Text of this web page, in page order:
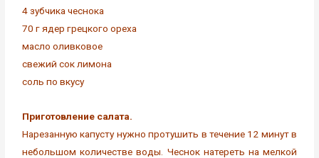
4 зубчика чеснока
70 г ядер грецкого ореха
масло оливковое
свежий сок лимона
соль по вкусу
Приготовление салата.
Нарезанную капусту нужно протушить в течение 12 минут в
небольшом количестве воды. Чеснок натереть на мелкой